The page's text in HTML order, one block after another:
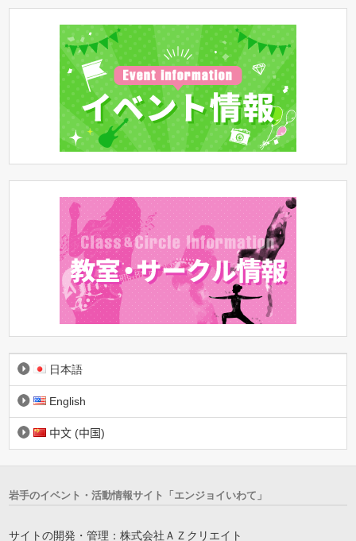
日本語
English
中文 (中国)
岩手のイベント・活動情報サイト「エンジョイいわて」
サイトの開発・管理：株式会社ＡＺクリエイト